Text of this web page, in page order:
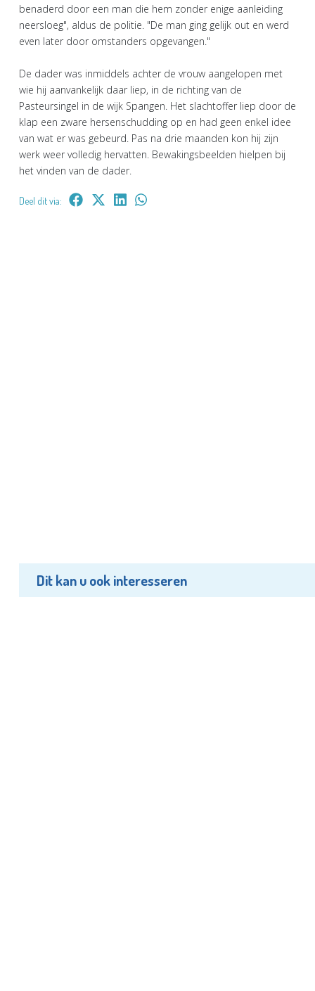
benaderd door een man die hem zonder enige aanleiding
neersloeg", aldus de politie. "De man ging gelijk out en werd
even later door omstanders opgevangen."
De dader was inmiddels achter de vrouw aangelopen met
wie hij aanvankelijk daar liep, in de richting van de
Pasteursingel in de wijk Spangen. Het slachtoffer liep door de
klap een zware hersenschudding op en had geen enkel idee
van wat er was gebeurd. Pas na drie maanden kon hij zijn
werk weer volledig hervatten. Bewakingsbeelden hielpen bij
het vinden van de dader.
Deel dit via:
Dit kan u ook interesseren